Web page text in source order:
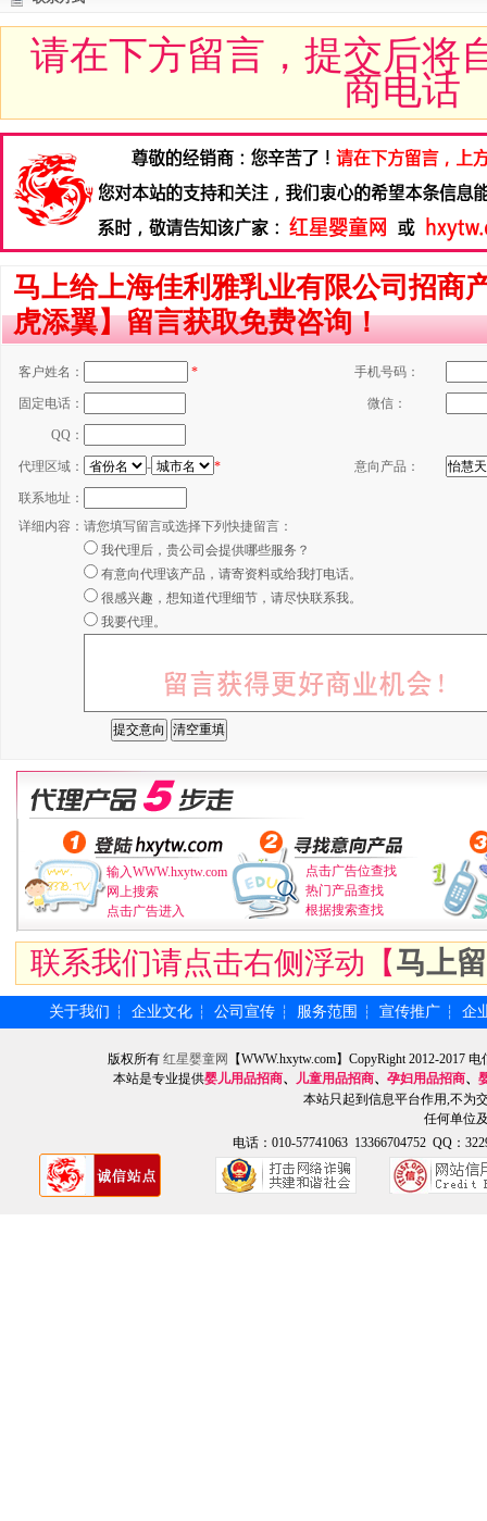
请在下方留言，提交后将
商电话
马上给上海佳利雅乳业有限公司招商
虎添翼】留言获取免费咨询！
客户姓名： * 手机号码：
固定电话： 微信：
QQ：
代理区域： - * 意向产品：
联系地址：
详细内容： 请您填写留言或选择下列快捷留言：
我代理后，贵公司会提供哪些服务？
有意向代理该产品，请寄资料或给我打电话。
很感兴趣，想知道代理细节，请尽快联系我。
我要代理。
输入WWW.hxytw.com
网上搜索
点击广告进入
点击广告位查找
热门产品查找
根据搜索查找
联系我们请点击右侧浮动【马上
关于我们 ┆ 企业文化 ┆ 公司宣传 ┆ 服务范围 ┆ 宣传推广 ┆ 企
版权所有 红星婴童网
【WWW.hxytw.com】CopyRight 2012-2017
本站是专业提供婴儿用品招商、 儿童用品招商、 孕妇用品招商、
本站只起到信息平台作用,不为
任何单位
电话：010-57741063 13366704752 QQ：